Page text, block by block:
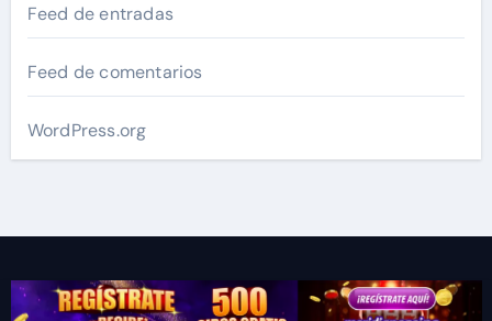
Feed de entradas
Feed de comentarios
WordPress.org